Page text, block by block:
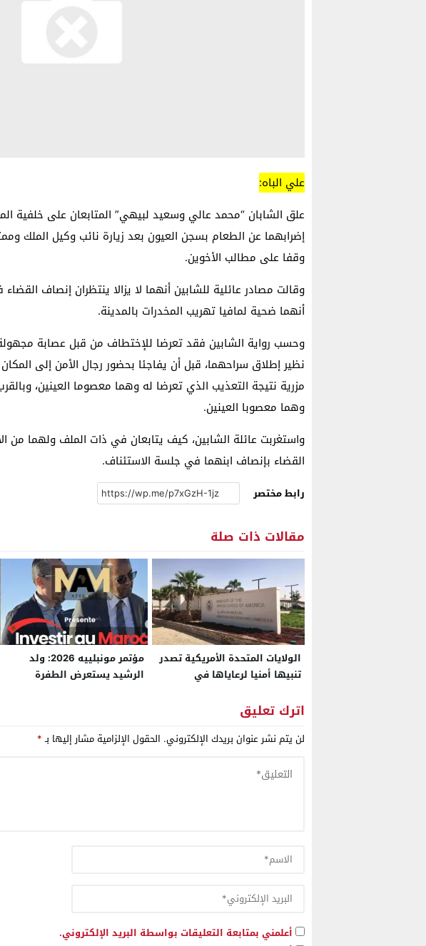
علي الباه:
علق الشابان “محمد عالي وسعيد لبيهي” المتابعان على خلفية
إضرابهما عن الطعام بسجن العيون بعد زيارة نائب وكيل الملك
وقفا على مطالب الأخوين.
وقالت مصادر عائلية للشابين أنهما لا يزالا ينتظران إنصاف
أنهما ضحية لمافيا تهريب المخدرات بالمدينة.
نظير إطلاق سراحهما، قبل أن يفاجئا بحضور رجال الأمن إلى
مزرية نتيجة التعذيب الذي تعرضا له وهما معصوما العينين،
وهما معصوبا العينين.
واستغربت عائلة الشابين، كيف يتابعان في ذات الملف ولهما من
القضاء بإنصاف ابنهما في جلسة الاستئناف.
رابط مختصر
مقالات ذات صلة
الولايات المتحدة الأمريكية تصدر
تنبيها أمنيا لرعاياها في
سفارتها في نواكشوط بالهجوم
على مصالحها
مؤتمر مونبلييه 2026: ولد
الرشيد يستعرض الطفرة
اترك تعليق
لن يتم نشر عنوان بريدك الإلكتروني. الحقول الإلزامية مشار إليها بـ*
أعلمني بمتابعة التعليقات بواسطة البريد الإلكتروني.